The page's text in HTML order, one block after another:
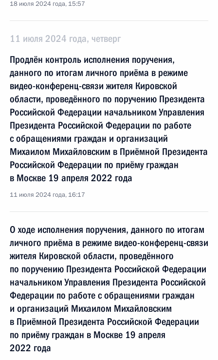
18 июля 2024 года, 15:57
11 июля 2024 года, четверг
Продлён контроль исполнения поручения,
данного по итогам личного приёма в режиме
видео-конференц-связи жителя Кировской
области, проведённого по поручению Президента
Российской Федерации начальником Управления
Президента Российской Федерации по работе
с обращениями граждан и организаций
Михаилом Михайловским в Приёмной Президента
Российской Федерации по приёму граждан
в Москве 19 апреля 2022 года
11 июля 2024 года, 16:17
О ходе исполнения поручения, данного по итогам
личного приёма в режиме видео-конференц-связи
жителя Кировской области, проведённого
по поручению Президента Российской Федерации
начальником Управления Президента Российской
Федерации по работе с обращениями граждан
и организаций Михаилом Михайловским
в Приёмной Президента Российской Федерации
по приёму граждан в Москве 19 апреля
2022 года